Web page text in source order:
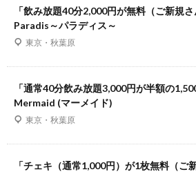
「飲み放題40分2,000円が無料（ご新規さ
Paradis～パラディス～
東京・秋葉原
「通常40分飲み放題3,000円が半額の
Mermaid (マーメイド)
東京・秋葉原
「チェキ（通常1,000円）が1枚無料（ご